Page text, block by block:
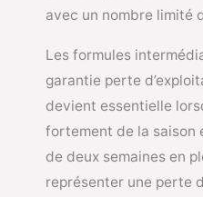
avec un nombre limité
Les formules
garantie perte
devient essentielle
fortement de la saison
de deux semaines en
représenter une perte